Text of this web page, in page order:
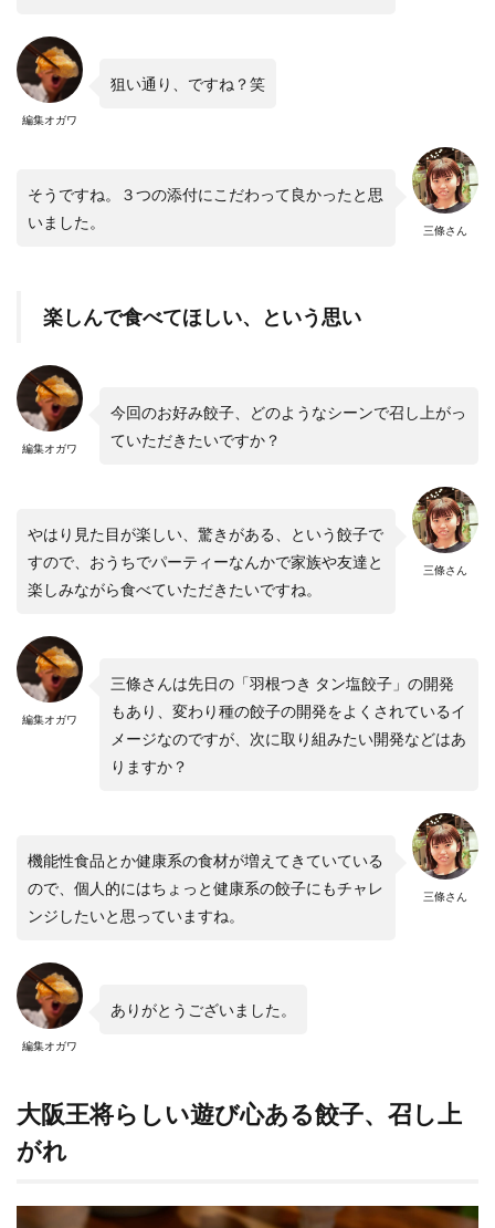
編集オガワ
狙い通り、ですね？笑
三條さん
そうですね。３つの添付にこだわって良かったと思
いました。
楽しんで食べてほしい、という思い
編集オガワ
今回のお好み餃子、どのようなシーンで召し上がっ
ていただきたいですか？
三條さん
やはり見た目が楽しい、驚きがある、という餃子で
すので、おうちでパーティーなんかで家族や友達と
楽しみながら食べていただきたいですね。
編集オガワ
三條さんは先日の「羽根つき タン塩餃子」の開発
もあり、変わり種の餃子の開発をよくされているイ
メージなのですが、次に取り組みたい開発などはあ
りますか？
三條さん
機能性食品とか健康系の食材が増えてきていている
ので、個人的にはちょっと健康系の餃子にもチャレ
ンジしたいと思っていますね。
編集オガワ
ありがとうございました。
大阪王将らしい遊び心ある餃子、召し上
がれ